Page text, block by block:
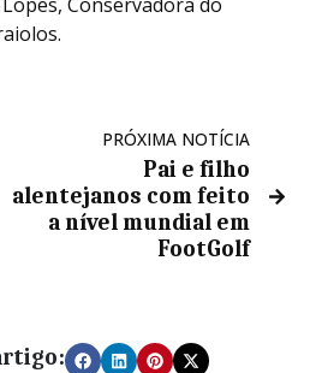
PRÓXIMA NOTÍCIA
Pai e filho
alentejanos com feito
a nível mundial em
FootGolf